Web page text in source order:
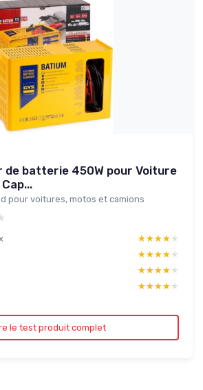
de batterie 450W pour Voiture
pour voitures, motos et camions
★★★★★
★★★★★
★★★★★
★★★★★
★★★★★
★★★★★
★★★★★
★★★★★
le test produit complet